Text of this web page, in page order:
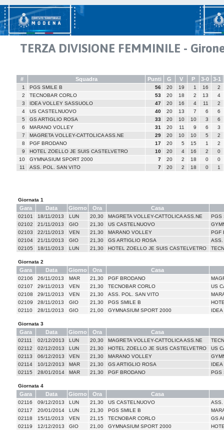
TERZA DIVISIONE FEMMINILE -
# Squadra Punti G V P 3-0 3-1
1 PGS SMILE B 56 20 19 1 16
2
2
TECNOBAR CORLO 53 20 18 2 13
4
3
IDEA VOLLEY SASSUOLO 47 20 16 4 11
2
4
US CASTELNUOVO 40 20 13 7 6
6
5
GS ARTIGLIO ROSA 33 20 10 10 3
6
6
MARANO VOLLEY 31 20 11 9 6
3
7
MAGRETA VOLLEY-CATTOLICA ASS.NE 29 20 10 10 5
2
8
PGF BRODANO 17 20 5 15 1
2
9
HOTEL ZOELLO JE SUIS CASTELVETRO 10 20 4 16 2
0
10
GYMNASIUM SPORT 2000 7 20 2 18 0
0
11
ASS. POL. SAN VITO 7 20 2 18 0 1
Giornata 1
Gara Data Giorno Ora Casa
02101 18/11/2013 LUN 20,30 MAGRETA VOLLEY-CATTOLICA ASS.NE
PGS
02102
21/11/2013 GIO 21,30 US CASTELNUOVO
02103
22/11/2013 VEN 21,30 MARANO VOLLEY
PGF
02104
21/11/2013 GIO 21,30 GS ARTIGLIO ROSA
ASS.
02105
18/11/2013 LUN 21,30 HOTEL ZOELLO JE SUIS CASTELVETRO
Giornata 2
Gara Data Giorno Ora Casa
02106 26/11/2013 MAR 21,30 PGF BRODANO
02107
29/11/2013 VEN 21,30 TECNOBAR CORLO
US
02108
29/11/2013 VEN 21,30 ASS. POL. SAN VITO
02109
28/11/2013 GIO 21,30 PGS SMILE B
02110
28/11/2013 GIO 21,00 GYMNASIUM SPORT 2000
Giornata 3
Gara Data Giorno Ora Casa
02111 02/12/2013 LUN 20,30 MAGRETA VOLLEY-CATTOLICA ASS.NE
02112
02/12/2013 LUN 21,30 HOTEL ZOELLO JE SUIS CASTELVETRO
US
02113
06/12/2013 VEN 21,30 MARANO VOLLEY
02114
10/12/2013 MAR 21,30 GS ARTIGLIO ROSA
02115
28/01/2014 MAR 21,30 PGF BRODANO PGS
Giornata 4
Gara Data Giorno Ora Casa
02116 09/12/2013 LUN 21,30 US CASTELNUOVO
ASS.
02117
20/01/2014 LUN 21,30 PGS SMILE B
02118
15/11/2013 VEN 21,15 TECNOBAR CORLO
GS
02119
12/12/2013 GIO 21,00 GYMNASIUM SPORT 2000